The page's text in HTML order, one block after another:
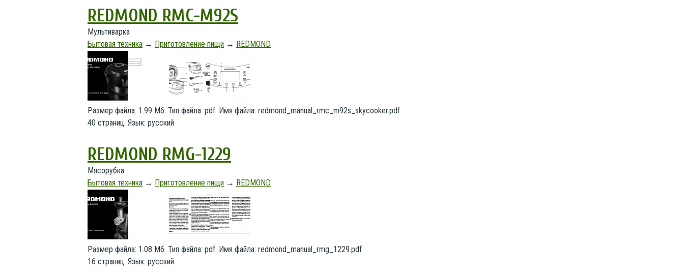
REDMOND RMC-M92S
Мультиварка
Бытовая техника → Приготовление пищи → REDMOND
Размер файла: 1.99 Мб. Тип файла: pdf. Имя файла: redmond_manual_rmc_m92s_skycooker.pdf
40 страниц. Язык: русский
REDMOND RMG-1229
Мясорубка
Бытовая техника → Приготовление пищи → REDMOND
Размер файла: 1.08 Мб. Тип файла: pdf. Имя файла: redmond_manual_rmg_1229.pdf
16 страниц. Язык: русский